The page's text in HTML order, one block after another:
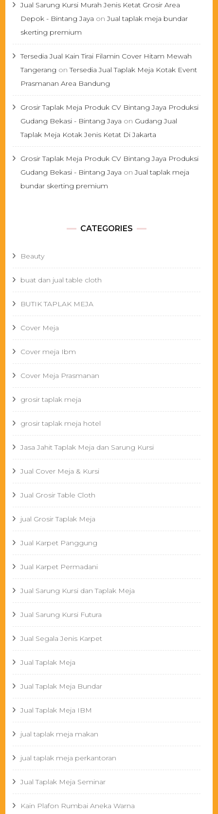
Jual Sarung Kursi Murah Jenis Ketat Grosir Area
Depok - Bintang Jaya onJual taplak meja bundar
skerting premium
Tersedia Jual Kain Tirai Filamin Cover Hitam Mewah
Tangerang onTersedia Jual Taplak Meja Kotak Event
Prasmanan Area Bandung
Grosir Taplak Meja Produk CV Bintang Jaya Produksi
Gudang Bekasi - Bintang Jaya on Gudang Jual
Taplak Meja Kotak Jenis Ketat Di Jakarta
Grosir Taplak Meja Produk CV Bintang Jaya Produksi
Gudang Bekasi - Bintang Jaya onJual taplak meja
bundar skerting premium
CATEGORIES
Beauty
buat dan jual table cloth
BUTIK TAPLAK MEJA
Cover Meja
Cover meja Ibm
Cover Meja Prasmanan
grosir taplak meja
grosir taplak meja hotel
Jasa Jahit Taplak Meja dan Sarung Kursi
Jual Cover Meja & Kursi
Jual Grosir Table Cloth
jual Grosir Taplak Meja
Jual Karpet Panggung
Jual Karpet Permadani
Jual Sarung Kursi dan Taplak Meja
Jual Sarung Kursi Futura
Jual Segala Jenis Karpet
Jual Taplak Meja
Jual Taplak Meja Bundar
Jual Taplak Meja IBM
jual taplak meja makan
jual taplak meja perkantoran
Jual Taplak Meja Seminar
Kain Plafon Rumbai Aneka Warna